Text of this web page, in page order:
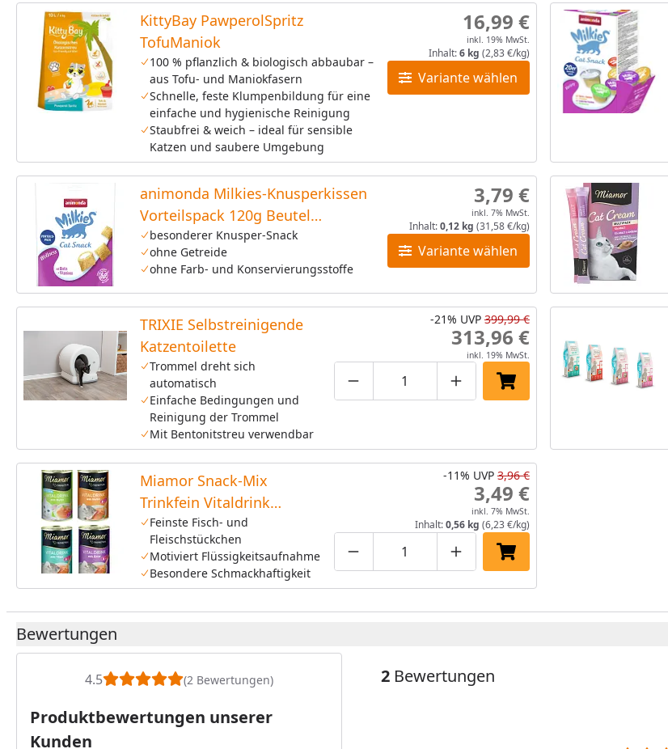
KittyBay PawperolSpritz
TofuManiok
100 % pflanzlich & biologisch abbaubar –
aus Tofu- und Maniokfasern
Schnelle, feste Klumpenbildung für eine
einfache und hygienische Reinigung
Staubfrei & weich – ideal für sensible
Katzen und saubere Umgebung
Variante wählen
16,99 €
inkl. 19% MwSt.
Inhalt:6 kg (2,83 €/kg)
animonda Milkies-Knusperkissen
Vorteilspack 120g Beutel
Katzensnack
besonderer Knusper-Snack
ohne Getreide
ohne Farb- und Konservierungsstoffe
Variante wählen
3,79 €
inkl. 7% MwSt.
Inhalt:0,12 kg (31,58 €/kg)
TRIXIE Selbstreinigende
Katzentoilette
Trommel dreht sich
automatisch
Einfache Bedingungen und
Reinigung der Trommel
Mit Bentonitstreu verwendbar
Produktmenge um eins verringern
Produktmenge manuell eingeben
Produktmenge um eins erhöhen
In den Einkaufswagen
-21% UVP 399,99 €
313,96 €
inkl. 19% MwSt.
Miamor Snack-Mix
Trinkfein Vitaldrink
4x135ml Dose
Katzensnack
Feinste Fisch- und
Fleischstückchen
Motiviert Flüssigkeitsaufnahme
Besondere Schmackhaftigkeit
Produktmenge um eins verringern
Produktmenge manuell eingeben
Produktmenge um eins erhöhen
In den Einkaufswagen
-11% UVP 3,96 €
3,49 €
inkl. 7% MwSt.
Inhalt:0,56 kg (6,23 €/kg)
Bewertungen
4.5 (2 Bewertungen)
Produktbewertungen unserer
Kunden
2Bewertungen